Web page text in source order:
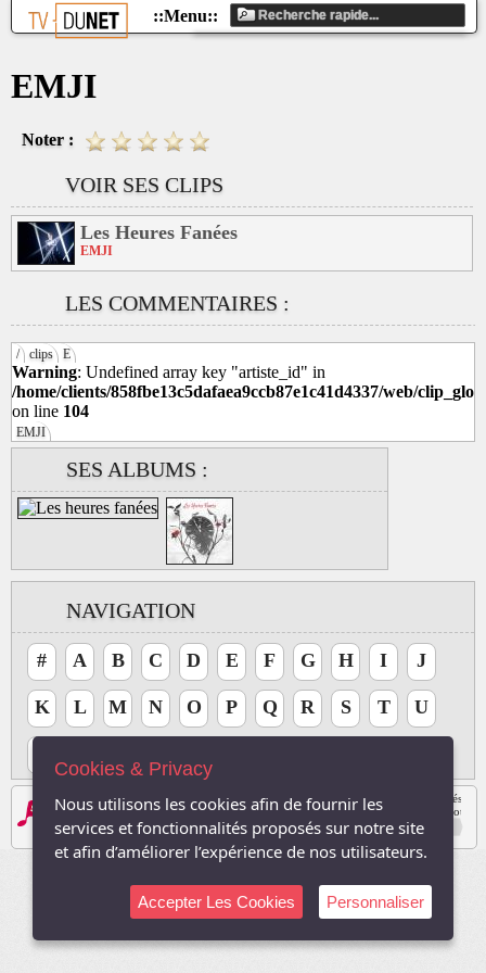
/ clips E
Warning: Undefined array key "artiste_id" in
/home/clients/858fbe13c5dafaea9ccb87e1c41d4337/web/
on line 104
EMJI
SES ALBUMS :
NAVIGATION
# A B C D E F G H I J
K L M N O P Q R S T U
EMJI
Noter :
VOIR SES CLIPS
Les Heures Fanées
EMJI
LES COMMENTAIRES :
Les logos, Media , marques, et iconographies relatifs à toutes autres sociétés,
Le site respecte le droit d'auteur. Tous les droits des auteurs des oeuvres
Sauf autorisation, toute utilisation des oeuvres autres que la reproduction et la
Mentions Légale
Cookies & Privacy
Nous utilisons les cookies afin de fournir les
services et fonctionnalités proposés sur notre site
et afin d’améliorer l’expérience de nos utilisateurs.
Accepter Les Cookies Personnaliser